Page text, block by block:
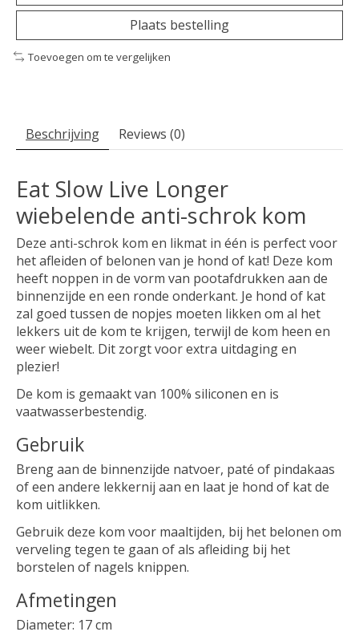
Plaats bestelling
Toevoegen om te vergelijken
Beschrijving Reviews (0)
Eat Slow Live Longer
wiebelende anti-schrok kom
Deze anti-schrok kom en likmat in één is perfect voor
het afleiden of belonen van je hond of kat! Deze kom
heeft noppen in de vorm van pootafdrukken aan de
binnenzijde en een ronde onderkant. Je hond of kat
zal goed tussen de nopjes moeten likken om al het
lekkers uit de kom te krijgen, terwijl de kom heen en
weer wiebelt. Dit zorgt voor extra uitdaging en
plezier!
De kom is gemaakt van 100% siliconen en is
vaatwasserbestendig.
Gebruik
Breng aan de binnenzijde natvoer, paté of pindakaas
of een andere lekkernij aan en laat je hond of kat de
kom uitlikken.
Gebruik deze kom voor maaltijden, bij het belonen om
verveling tegen te gaan of als afleiding bij het
borstelen of nagels knippen.
Afmetingen
Diameter: 17 cm